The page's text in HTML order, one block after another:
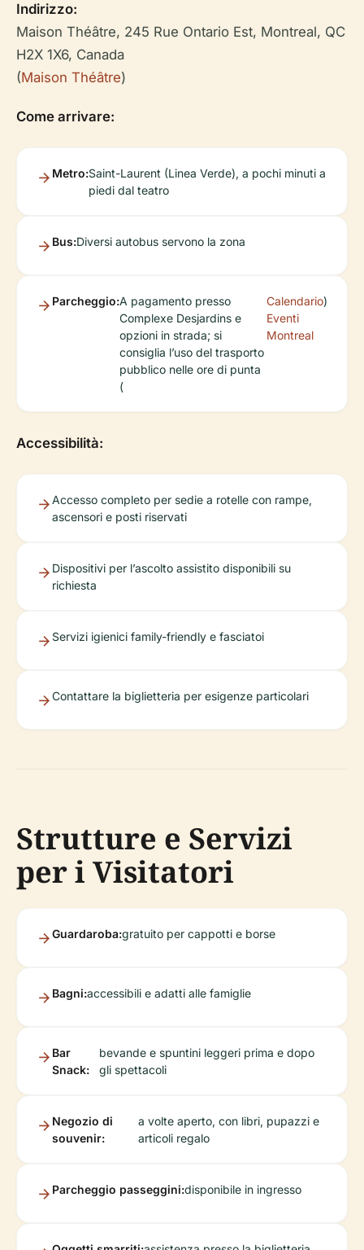
Indirizzo:
Maison Théâtre, 245 Rue Ontario Est, Montreal, QC
H2X 1X6, Canada
(Maison Théâtre)
Come arrivare:
Metro:Saint-Laurent (Linea Verde), a pochi minuti a
piedi dal teatro
Bus:Diversi autobus servono la zona
Parcheggio:A pagamento presso
Complexe Desjardins e
opzioni in strada; si
consiglia l’uso del trasporto
pubblico nelle ore di punta
(
Calendario
Eventi
Montreal
)
Accessibilità:
Accesso completo per sedie a rotelle con rampe,
ascensori e posti riservati
Dispositivi per l’ascolto assistito disponibili su
richiesta
Servizi igienici family-friendly e fasciatoi
Contattare la biglietteria per esigenze particolari
Strutture e Servizi
per i Visitatori
Guardaroba:gratuito per cappotti e borse
Bagni:accessibili e adatti alle famiglie
Bar
Snack:
bevande e spuntini leggeri prima e dopo
gli spettacoli
Negozio di
souvenir:
a volte aperto, con libri, pupazzi e
articoli regalo
Parcheggio passeggini:disponibile in ingresso